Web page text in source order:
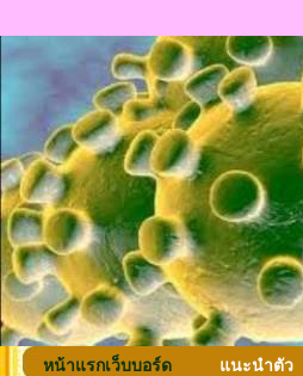
หน้าแรกเว็บบอร์ด แนะนำตัว